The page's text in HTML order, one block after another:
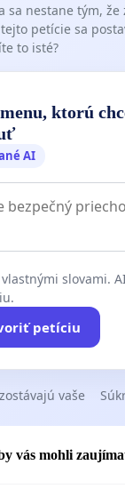
sa nestane tým,
petície sa
to isté?
ktorú
AI
slovami.
petíciu
vaše
vás mohli